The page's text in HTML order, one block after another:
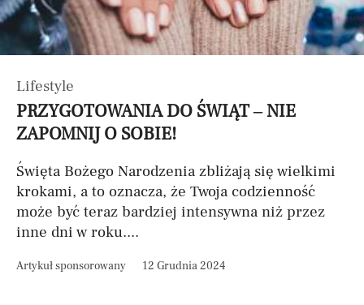
Lifestyle
PRZYGOTOWANIA DO ŚWIĄT – NIE
ZAPOMNIJ O SOBIE!
Święta Bożego Narodzenia zbliżają się wielkimi
krokami, a to oznacza, że Twoja codzienność
może być teraz bardziej intensywna niż przez
inne dni w roku....
Artykuł sponsorowany 12 Grudnia 2024